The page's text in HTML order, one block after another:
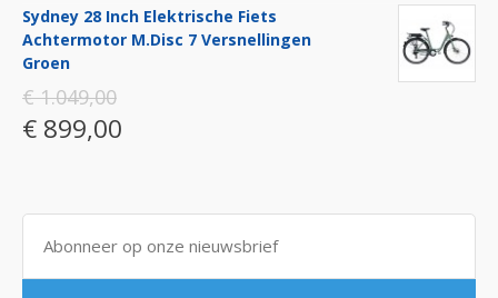
Sydney 28 Inch Elektrische Fiets
Achtermotor M.disc 7 Versnellingen
Groen
€ 1.049,00
€ 899,00